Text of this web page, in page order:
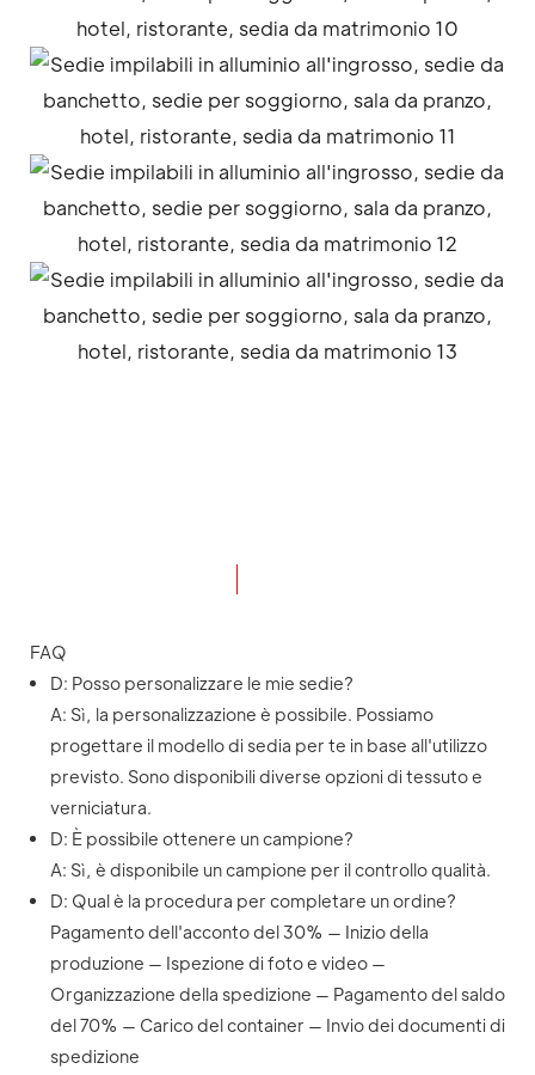
FAQ
D: Posso personalizzare le mie sedie?
A: Sì, la personalizzazione è possibile. Possiamo
progettare il modello di sedia per te in base all'utilizzo
previsto. Sono disponibili diverse opzioni di tessuto e
verniciatura.
D: È possibile ottenere un campione?
A: Sì, è disponibile un campione per il controllo qualità.
D: Qual è la procedura per completare un ordine?
Pagamento dell'acconto del 30% — Inizio della
produzione — Ispezione di foto e video —
Organizzazione della spedizione — Pagamento del saldo
del 70% — Carico del container — Invio dei documenti di
spedizione